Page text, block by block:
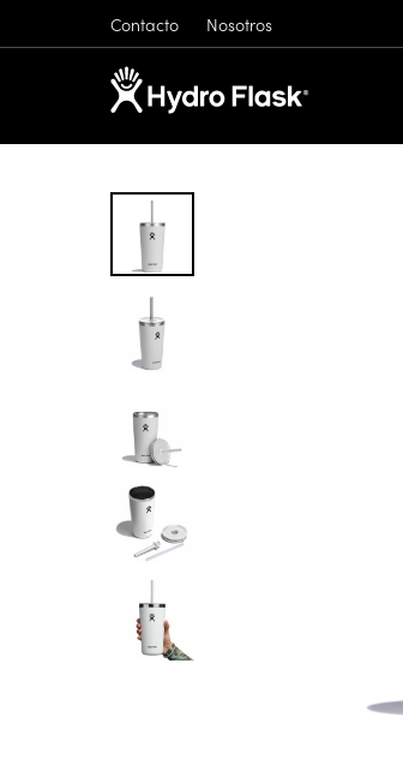
Contacto Nosotros